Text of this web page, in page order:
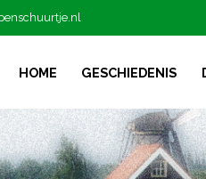
HOME GESCHIEDENIS